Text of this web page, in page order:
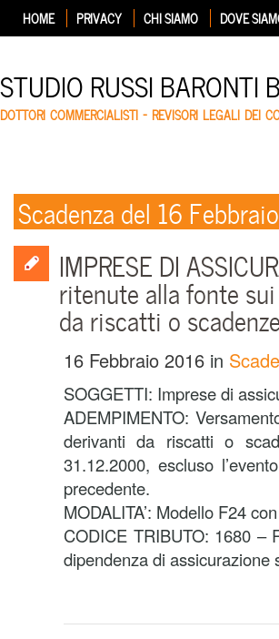
HOME PRIVACY CHI SIAMO DOVE
STUDIO RUSSI BARONTI
DOTTORI COMMERCIALISTI – REVISORI LEGALI DEI
Scadenza del 16
IMPRESE DI
ritenute alla fonte
da riscatti o
16 Febbraio 2016 in
SOGGETTI: Imprese di
ADEMPIMENTO:
derivanti da riscatti o
31.12.2000, escluso
precedente.
MODALITA’: Modello F24
CODICE TRIBUTO: 1680 –
dipendenza di assicurazione